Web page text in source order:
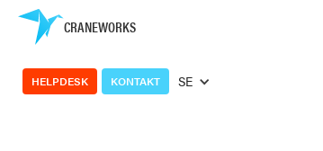
CRANEWORKS
HELPDESK KONTAKT SE